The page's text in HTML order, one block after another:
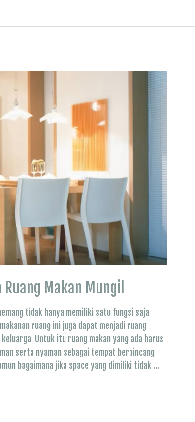
Makan Mungil
tidak hanya memiliki satu fungsi saja
ruang ini juga dapat menjadi ruang
Untuk itu ruang makan yang ada harus
serta nyaman sebagai tempat berbincang
bagaimana jika space yang dimiliki tidak …